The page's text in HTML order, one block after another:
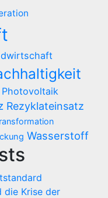
Photovoltaik
Rezyklateinsatz
Wasserstoff
die Krise der